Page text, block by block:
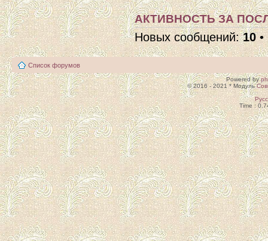
АКТИВНОСТЬ ЗА
Новых сообщений:10•
Список форумов
Powered by
© 2016 - 2021 * Модуль
Time :